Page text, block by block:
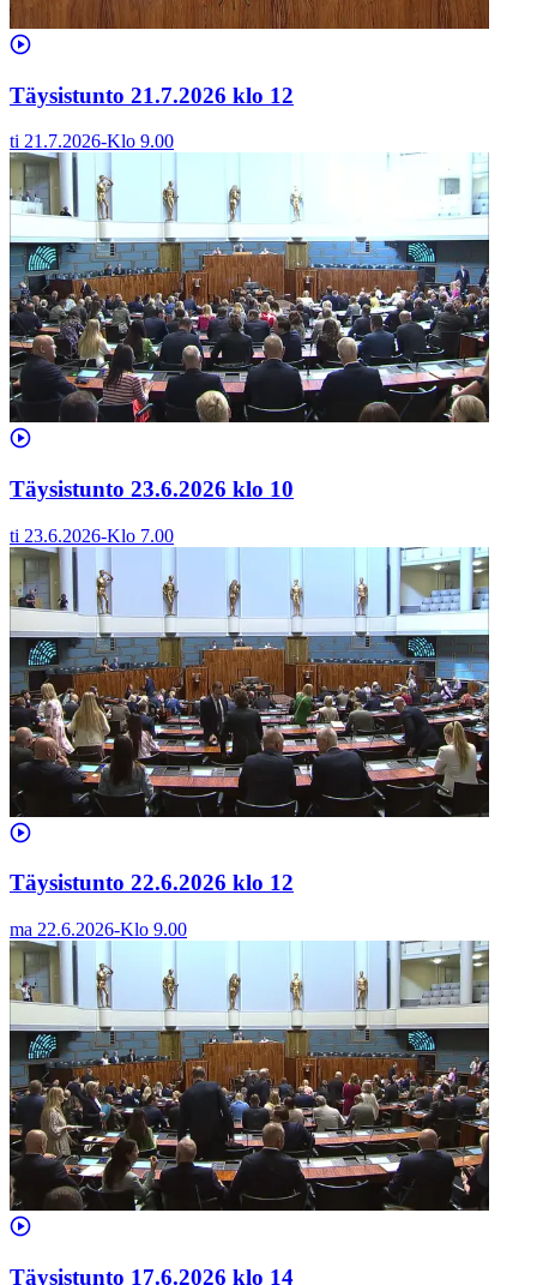
Täysistunto 21.7.2026 klo 12
ti 21.7.2026-Klo 9.00
Täysistunto 23.6.2026 klo 10
ti 23.6.2026-Klo 7.00
Täysistunto 22.6.2026 klo 12
ma 22.6.2026-Klo 9.00
Täysistunto 17.6.2026 klo 14